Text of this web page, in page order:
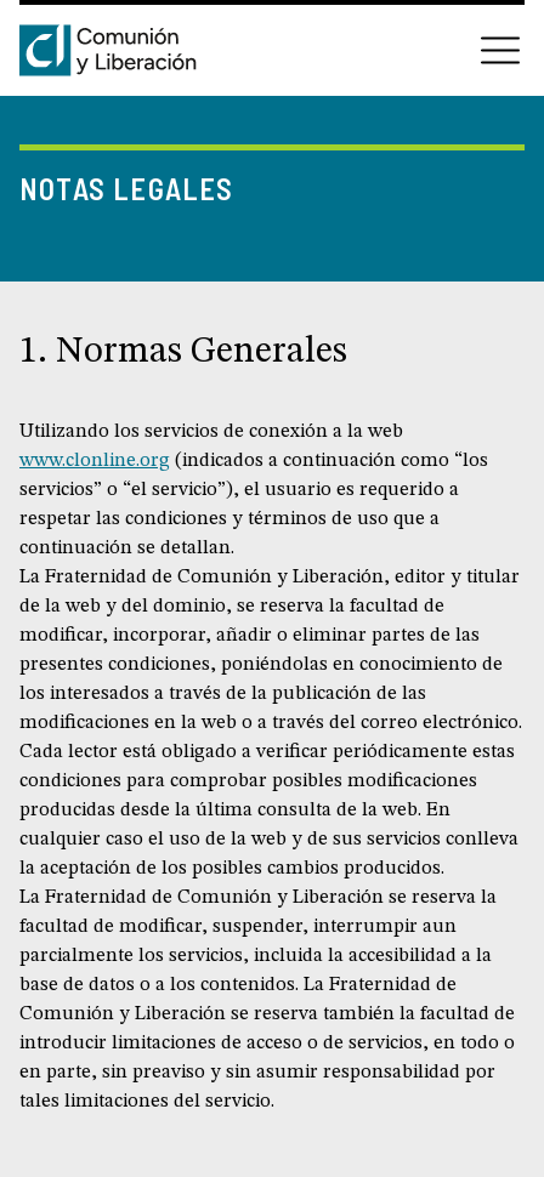
NOTAS LEGALES
1. Normas Generales
Utilizando los servicios de conexión a la web
www.clonline.org (indicados a continuación como “los
servicios” o “el servicio”), el usuario es requerido a
respetar las condiciones y términos de uso que a
continuación se detallan.
La Fraternidad de Comunión y Liberación, editor y titular
de la web y del dominio, se reserva la facultad de
modificar, incorporar, añadir o eliminar partes de las
presentes condiciones, poniéndolas en conocimiento de
los interesados a través de la publicación de las
modificaciones en la web o a través del correo electrónico.
Cada lector está obligado a verificar periódicamente estas
condiciones para comprobar posibles modificaciones
producidas desde la última consulta de la web. En
cualquier caso el uso de la web y de sus servicios conlleva
la aceptación de los posibles cambios producidos.
La Fraternidad de Comunión y Liberación se reserva la
facultad de modificar, suspender, interrumpir aun
parcialmente los servicios, incluida la accesibilidad a la
base de datos o a los contenidos. La Fraternidad de
Comunión y Liberación se reserva también la facultad de
introducir limitaciones de acceso o de servicios, en todo o
en parte, sin preaviso y sin asumir responsabilidad por
tales limitaciones del servicio.